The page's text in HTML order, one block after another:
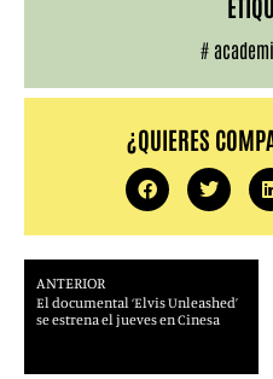
#
¿QUIERES
ANTERIOR
El documental ‘Elvis Unleashed’
se estrena el jueves en Cinesa